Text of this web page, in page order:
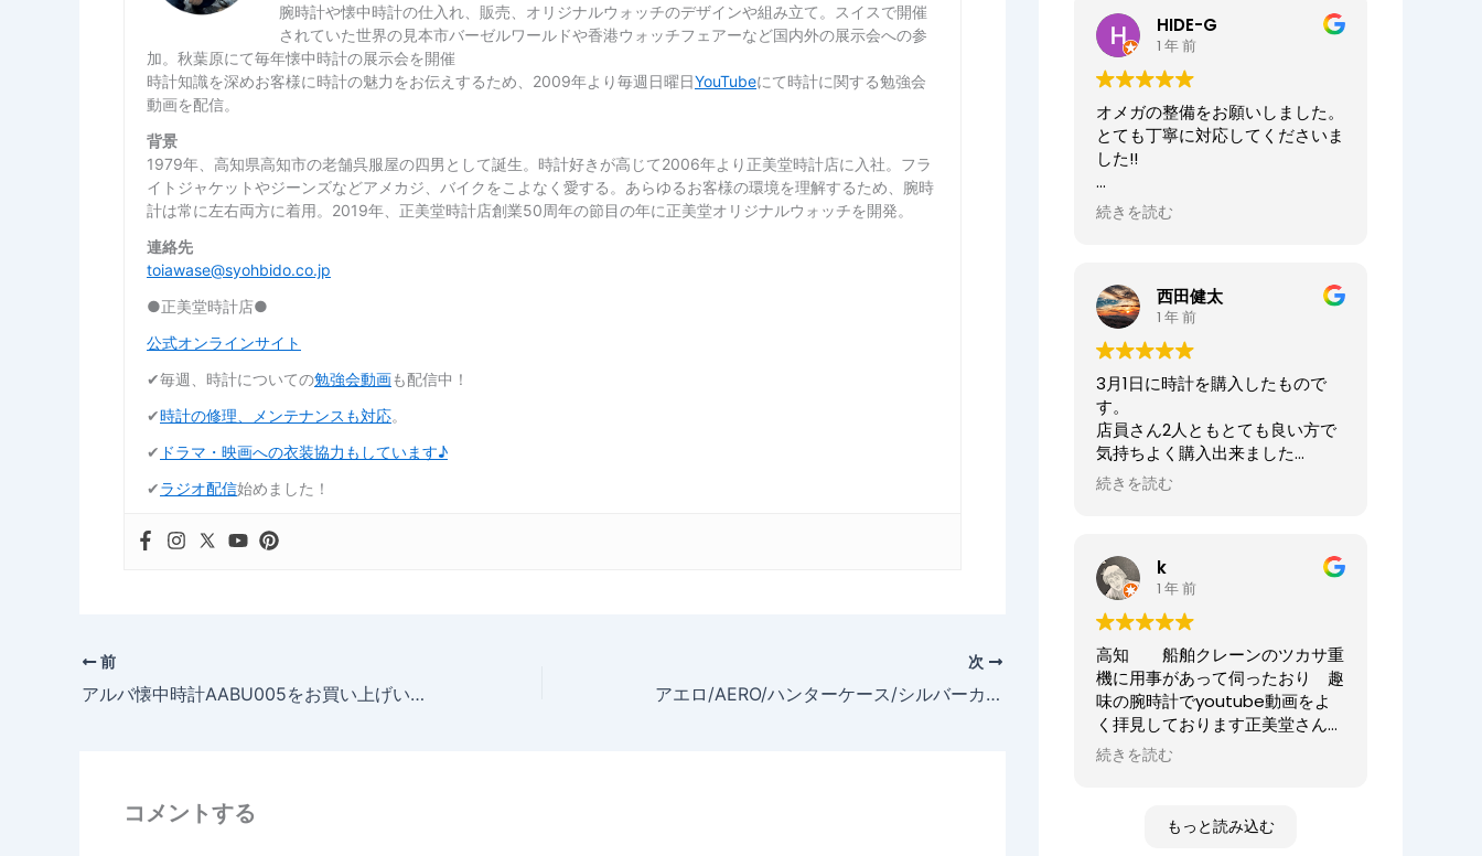
腕時計や懐中時計の仕入れ、販売、オリジナルウォッチのデザインや組み立て。スイスで開催
されていた世界の見本市バーゼルワールドや香港ウォッチフェアーなど国内外の展示会への参
加。秋葉原にて毎年懐中時計の展示会を開催
時計知識を深めお客様に時計の魅力をお伝えするため、2009年より毎週日曜日YouTubeにて時計に関する勉強会
動画を配信。
背景
1979年、高知県高知市の老舗呉服屋の四男として誕生。時計好きが高じて2006年より正美堂時計店に入社。フラ
イトジャケットやジーンズなどアメカジ、バイクをこよなく愛する。あらゆるお客様の環境を理解するため、腕時
計は常に左右両方に着用。2019年、正美堂時計店創業50周年の節目の年に正美堂オリジナルウォッチを開発。
連絡先
toiawase@syohbido.co.jp
●正美堂時計店●
公式オンラインサイト
✔︎毎週、時計についての勉強会動画も配信中！
✔︎時計の修理、メンテナンスも対応。
✔︎ ドラマ・映画への衣装協力もしています♪
✔︎ラジオ配信始めました！
前
アルバ懐中時計AABU005をお買い上げいただきました、赤い稲妻ライダー(50～60歳)様からの声
次
アエロ/AERO/ハンターケース/シルバーカラー/55639AA01をお買い上げいただきました、小七郎(20～30歳)様からの声
コメントする
と仕事がマッチしたご商売は人の
心を豊かにするんだなぁと感じ入
りました。ありがとうございま
す。
オーナーからの返信
先日はベルト調整のご依頼誠にあ
店内も楽しんでいただけて何より
でございます。
ませ。
HIDE-G
1 年 前
オメガの整備をお願いしました。
とても丁寧に対応してくださいま
した!!
オーナーからの返信
HIDE-G様
正美堂時計店でございます。
この度は大切な時計の修理をお任
せいただき誠にありがとうござい
ます。
また、嬉しい口コミも誠にありが
とうございます！！
何度も来ていただき申し訳ござい
ませんでした。
ル等、永くお付き合いいただけま
すと幸いです。
どうぞよろしくお願いいたしま
す。
正美堂時計店スタッフ
続きを読む
西田健太
1 年 前
3月1日に時計を購入したもので
す。
店員さん2人ともとても良い方で
気持ちよく購入出来ました
ありがとうございました
この度は数ある時計店の中から当
店へご来店いただき誠にありがと
うございました。
また、嬉しいまで、誠に口コミい
ただきありがとうございます。
大切な時計選びにお立ち会いでき
てとても嬉しかったです
またベルトのサイズが合わなくな
続きを読む
k
1 年 前
高知 船舶クレーンのツカサ重
機に用事があって伺ったおり 趣
味の腕時計でyoutube動画をよ
く拝見しております正美堂さん
へ 冷やかしで伺ってしまいまし
た ゴメンなさい 小心者ですか
な時間でした
高知 あと何回伺う事があるだ
続きを読む
もっと読み込む